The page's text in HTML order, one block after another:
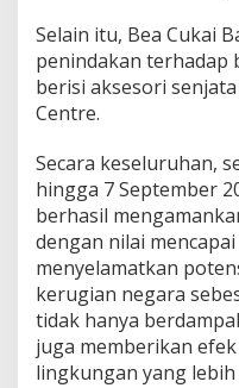
Selain itu, Bea Cukai
penindakan terhadap
berisi aksesori
Centre.
Secara keseluruhan,
hingga 7 September
berhasil
dengan nilai
menyelamatkan
kerugian negara
tidak hanya
juga memberikan
lingkungan yang lebih